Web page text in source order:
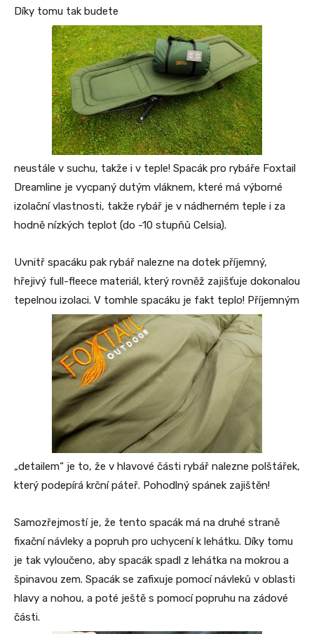
Díky tomu tak budete
neustále v suchu, takže i v teple! Spacák pro rybáře Foxtail
Dreamline je vycpaný dutým vláknem, které má výborné
izolační vlastnosti, takže rybář je v nádherném teple i za
hodně nízkých teplot (do -10 stupňů Celsia).
Uvnitř spacáku pak rybář nalezne na dotek příjemný,
hřejivý full-fleece materiál, který rovněž zajišťuje dokonalou
tepelnou izolaci. V tomhle spacáku je fakt teplo! Příjemným
„detailem“ je to, že v hlavové části rybář nalezne polštářek,
který podepírá krční páteř. Pohodlný spánek zajištěn!
Samozřejmostí je, že tento spacák má na druhé straně
fixační návleky a popruh pro uchycení k lehátku. Díky tomu
je tak vyloučeno, aby spacák spadl z lehátka na mokrou a
špinavou zem. Spacák se zafixuje pomocí návleků v oblasti
hlavy a nohou, a poté ještě s pomocí popruhu na zádové
části.